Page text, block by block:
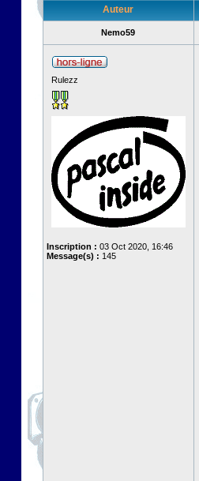
Auteur
Nemo59
Rulezz
Inscription : 03 Oct 2020, 16:46
Message(s) : 145